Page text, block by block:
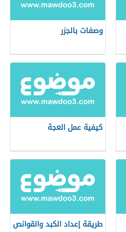
وصفات بالجزر
كيفية عمل العجة
طريقة إعداد الكبد والقوانص